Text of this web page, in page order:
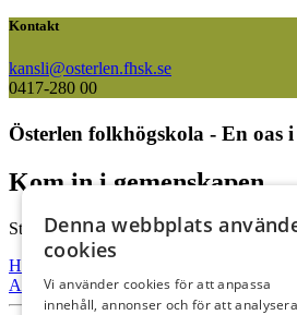
Kontakt
kansli@osterlen.fhsk.se
0417-280 00
Österlen folkhögskola - En oas
Kom in i gemenskapen.
Starta din utbildning hos oss.
Hitta Hit
Ansök
Denna webbplats
cookies
Vi använder cookies för att anpassa
innehåll, annonser och för att